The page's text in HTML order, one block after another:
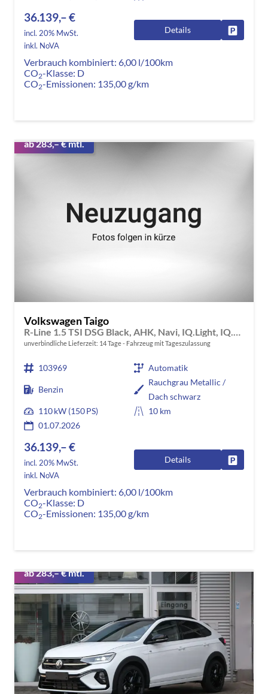
36.139,– €
incl. 20% MwSt.
inkl. NoVA
Details
Verbrauch kombiniert: 6,00 l/100km
CO2-Klasse: D
CO2-Emissionen: 135,00 g/km
ab 283,– € mtl.
Volkswagen Taigo
R-Line 1.5 TSI DSG Black, AHK, Navi, IQ.Light, IQ.Drive, Kamera, ACC, Winter, 18-Zoll
unverbindliche Lieferzeit: 14 Tage Fahrzeug mit Tageszulassung
103969 Automatik
Benzin
Rauchgrau Metallic /
Dach schwarz
110 kW (150 PS)
10 km
01.07.2026
36.139,– €
incl. 20% MwSt.
inkl. NoVA
Details
Verbrauch kombiniert: 6,00 l/100km
CO2-Klasse: D
CO2-Emissionen: 135,00 g/km
ab 283,– € mtl.